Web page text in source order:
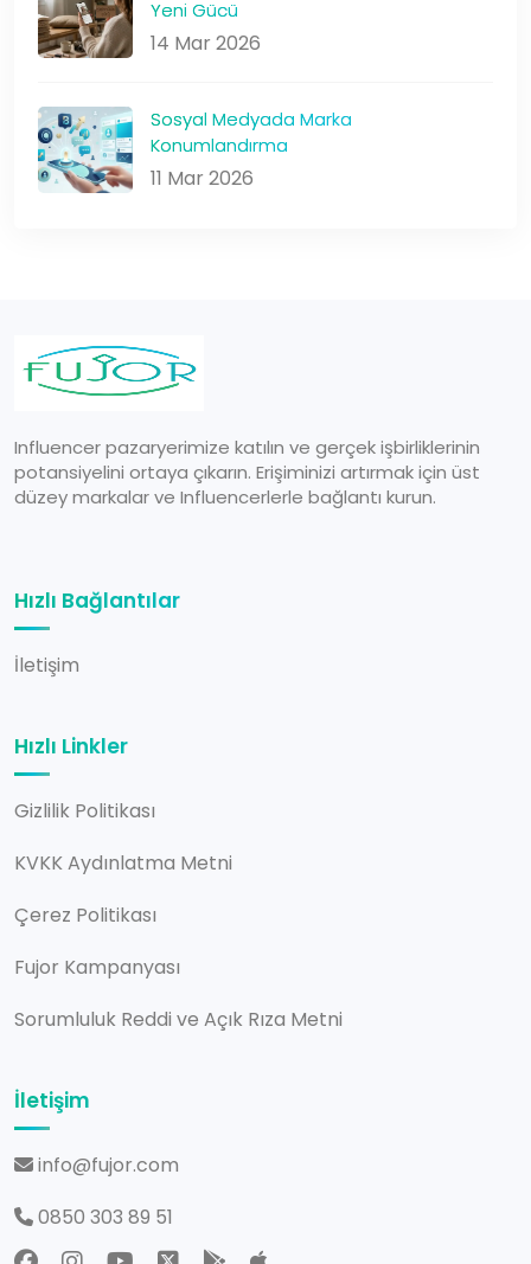
Yeni Gücü
14 Mar 2026
Sosyal Medyada Marka
Konumlandırma
11 Mar 2026
Influencer pazaryerimize katılın ve gerçek işbirliklerinin
potansiyelini ortaya çıkarın. Erişiminizi artırmak için üst
düzey markalar ve Influencerlerle bağlantı kurun.
Hızlı Bağlantılar
İletişim
Hızlı Linkler
Gizlilik Politikası
KVKK Aydınlatma Metni
Çerez Politikası
Fujor Kampanyası
Sorumluluk Reddi ve Açık Rıza Metni
İletişim
info@fujor.com
0850 303 89 51